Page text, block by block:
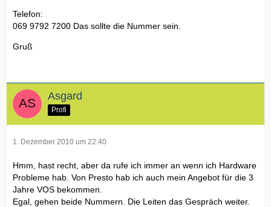
Telefon:
069 9792 7200 Das sollte die Nummer sein.
Gruß
Asgard
Profi
1. Dezember 2010 um 22:40
Hmm, hast recht, aber da rufe ich immer an wenn ich Hardware
Probleme hab. Von Presto hab ich auch mein Angebot für die 3
Jahre VOS bekommen.
Egal, gehen beide Nummern. Die Leiten das Gespräch weiter.